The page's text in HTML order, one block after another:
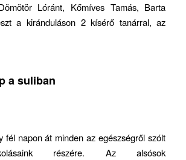
Lóránt, Kőmíves Tamás, Barta
a kiránduláson 2 kísérő tanárral, az
a suliban
fél napon át minden az egészségről szólt
részére. Az alsósok